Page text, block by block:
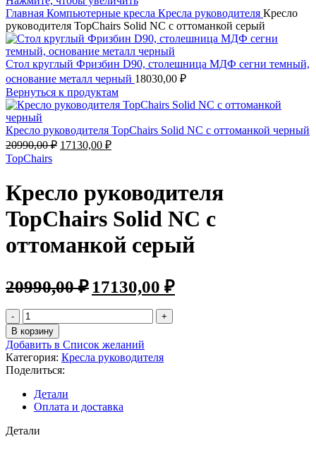
Главная Компьютерные кресла Кресла руководителя Кресло
руководителя TopChairs Solid NC с оттоманкой серый
Стол круглый Фризбин D90, столешница МДФ сегни темный,
основание металл черный 18030,00 ₽
Вернуться к продуктам
Кресло руководителя TopChairs Solid NC с оттоманкой черный
20990,00₽ Первоначальная
17130,00 ₽Текущая
TopChairs
Кресло руководителя
TopChairs Solid NC с
оттоманкой серый
20990,00₽ Первоначальная
цена
17130,00 ₽Текущая
цена:
Количество
товара
Кресло
руководителя
TopChairs
Solid
NC
с
оттоманкой
серый
В корзину
Добавить в Список желаний
Категория: Кресла руководителя
Поделиться:
Детали
Оплата и доставка
Детали